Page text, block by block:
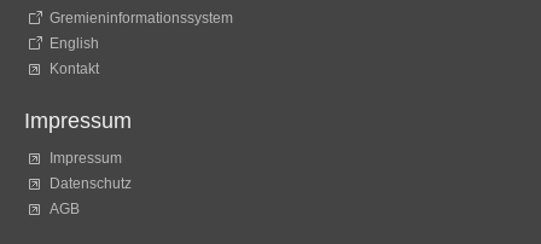
Gremieninformationssystem
English
Kontakt
Impressum
Impressum
Datenschutz
AGB